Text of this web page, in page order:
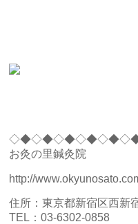
お灸の里鍼灸院
http://
住所：東京都新宿区西新
TEL：03-6302-0858